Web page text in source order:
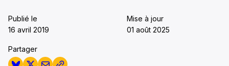
Publié le
16 avril 2019
Mise à jour
01 août 2025
Partager